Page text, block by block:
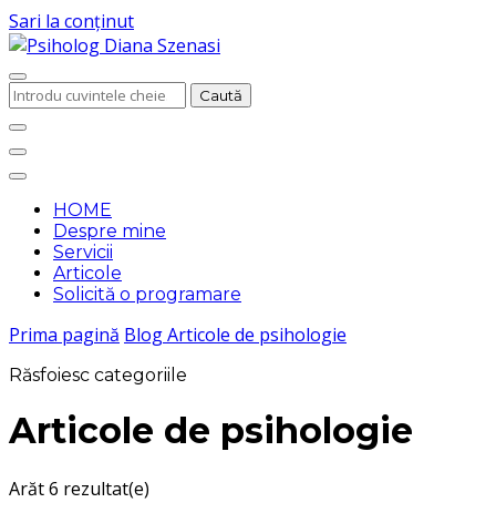
Sari la conținut
Psiholog Diana
Szenasi
Psihoterapie și Dezvoltare personală
Cauți
ceva?
HOME
Despre mine
Servicii
Articole
Solicită o programare
Prima pagină BlogArticole de psihologie
Răsfoiesc categoriile
Articole de psihologie
Arăt6 rezultat(e)